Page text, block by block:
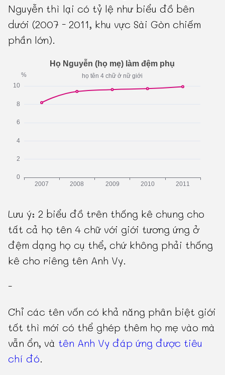
Nguyễn thì lại có tỷ lệ như biểu đồ bên
dưới (2007 - 2011, khu vực Sài Gòn chiếm
phần lớn).
Lưu ý: 2 biểu đồ trên thống kê chung cho
tất cả họ tên 4 chữ với giới tương ứng ở
đệm dạng họ cụ thể, chứ không phải thống
kê cho riêng tên Anh Vy.
-
Chỉ các tên vốn có khả năng phân biệt giới
tốt thì mới có thể ghép thêm họ mẹ vào mà
vẫn ổn, và tên Anh Vy đáp ứng được tiêu
chí đó.